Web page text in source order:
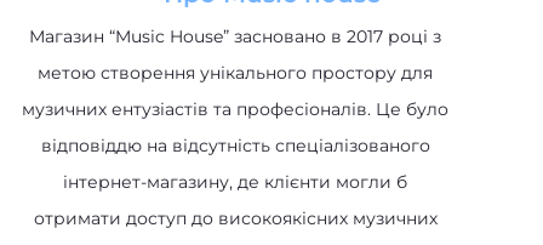
метою створення унікального простору для
музичних ентузіастів та професіоналів. Це було
відповіддю на відсутність спеціалізованого
інтернет-магазину, де клієнти могли б
отримати доступ до високоякісних музичних
інструментів та обладнання.